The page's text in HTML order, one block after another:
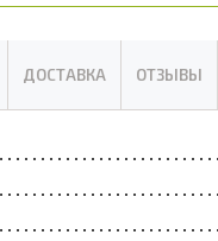
ДОСТАВКА ОТЗЫВЫ